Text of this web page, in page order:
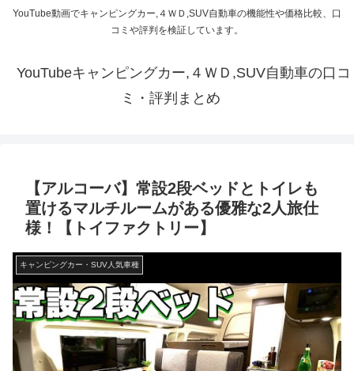
YouTube動画でキャンピングカー,４ＷＤ,SUV自動車の機能性や価格比較、口
コミや評判を検証しています。
YouTubeキャンピングカー,４ＷＤ,SUV自動車の口コ
ミ・評判まとめ
【アルコーバ】常設2段ベッドとトイレも
置けるマルチルームがある優雅な2人旅仕
様！【トイファクトリー】
キャンピングカー・SUV人気車種